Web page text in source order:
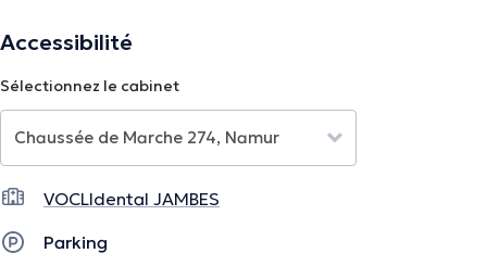
Accessibilité
Sélectionnez le cabinet
VOCLIdental JAMBES
Parking